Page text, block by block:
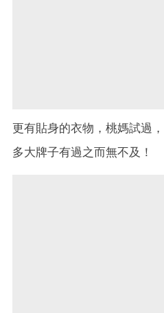
更有貼身的衣物，桃媽試過
多大牌子有過之而無不及！